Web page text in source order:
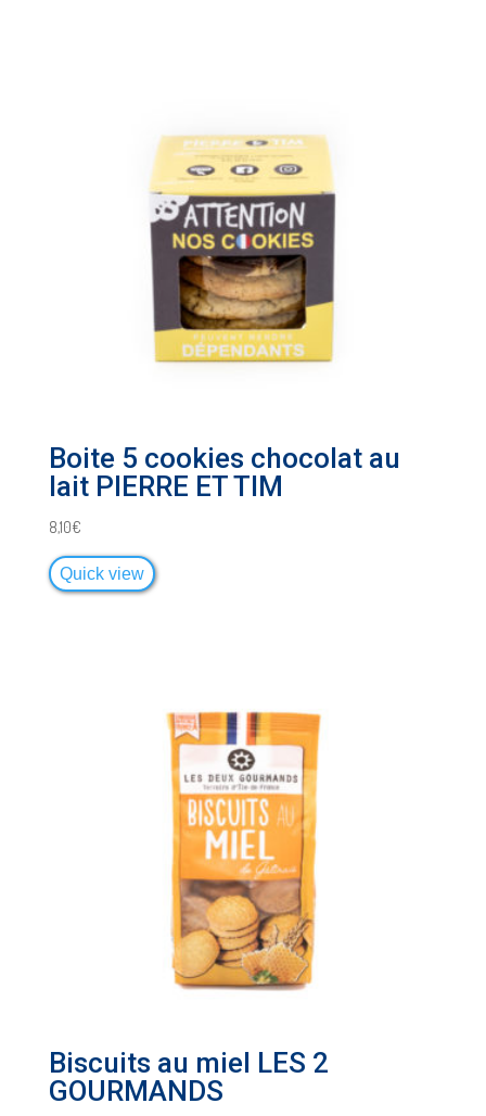
Boite 5 cookies chocolat au
lait PIERRE ET TIM
8,10€
Quick view
Biscuits au miel LES 2
GOURMANDS